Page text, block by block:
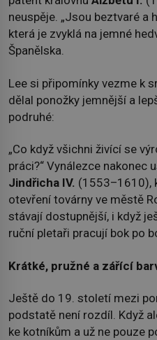
neuspěje. „Jsou beztvaré a
která je zvyklá na jemné
Španělska.
Lee si připomínky vezme k
dělal ponožky jemnější a
podruhé:
„Co když všichni živící se
práci?“ Vynálezce nakonec
Jindřicha IV. (1553–1610),
otevření továrny ve městě
stávají dostupnější, i když
ruční pletaři pracují bok po
Krátké, pružné a zářící
Ještě do 19. století mezi
podstatě není rozdíl. Když
ke kotníkům a už ne pouze